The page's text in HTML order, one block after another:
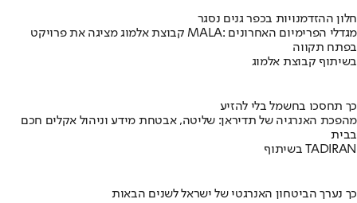
חלון ההזדמנויות בכפר גנים נסגר
קבוצת אלמוג מציגה את פרויקט MALA: מגדלי הפרימיום האחרונים
בפתח תקווה
בשיתוף קבוצת אלמוג
כך תחסכו בחשמל בלי להזיע
מהפכת האנרגיה של תדיראן: שליטה, אבטחת מידע וניהול אקלים חכם
בבית
בשיתוף TADIRAN
כך נערך הביטחון האנרגטי של ישראל לשנים הבאות